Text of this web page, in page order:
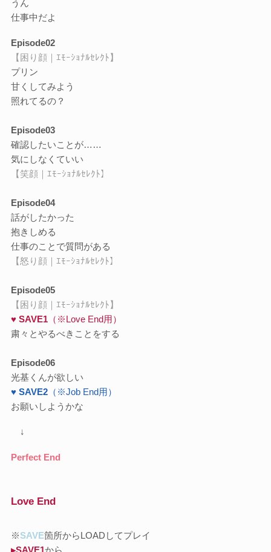
うん
仕事中だよ
Episode02
【困り顔｜ｴﾓｰｼｮﾅﾙｾﾚｸﾄ】
プリン
甘くしてみよう
照れてるの？
Episode03
確認したいことが……
気にしなくていい
【笑顔｜ｴﾓｰｼｮﾅﾙｾﾚｸﾄ】
Episode04
話がしたかった
抱きしめる
仕事のことで質問がある
【怒り顔｜ｴﾓｰｼｮﾅﾙｾﾚｸﾄ】
Episode05
【困り顔｜ｴﾓｰｼｮﾅﾙｾﾚｸﾄ】
♥ SAVE1（※Love End用）
粛々とやるべきことをする
Episode06
光基くんが欲しい
♥ SAVE2（※Job End用）
お願いしようかな
↓
Perfect End
Love End
※SAVE箇所からLOADしてプレイ
▸SAVE1から